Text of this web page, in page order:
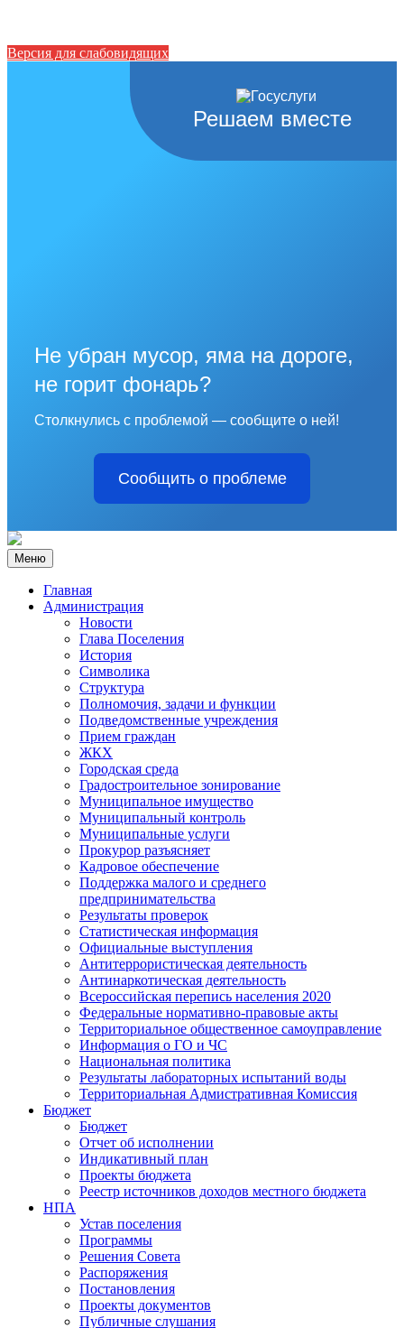
Версия для слабовидящих
Решаем вместе
Не убран мусор, яма на дороге,
не горит фонарь?
Столкнулись с проблемой — сообщите о ней!
Сообщить о проблеме
Меню
Главная
Администрация
Новости
Глава Поселения
История
Символика
Структура
Полномочия, задачи и функции
Подведомственные учреждения
Прием граждан
ЖКХ
Городская среда
Градостроительное зонирование
Муниципальное имущество
Муниципальный контроль
Муниципальные услуги
Прокурор разъясняет
Кадровое обеспечение
Поддержка малого и среднего
предпринимательства
Результаты проверок
Статистическая информация
Официальные выступления
Антитеррористическая деятельность
Антинаркотическая деятельность
Всероссийская перепись населения 2020
Федеральные нормативно-правовые акты
Территориальное общественное самоуправление
Информация о ГО и ЧС
Национальная политика
Результаты лабораторных испытаний воды
Территориальная Адмистративная Комиссия
Бюджет
Бюджет
Отчет об исполнении
Индикативный план
Проекты бюджета
Реестр источников доходов местного бюджета
НПА
Устав поселения
Программы
Решения Совета
Распоряжения
Постановления
Проекты документов
Публичные слушания